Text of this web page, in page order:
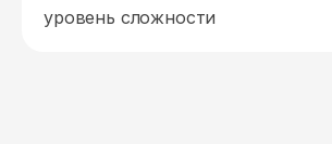
уровень сложности